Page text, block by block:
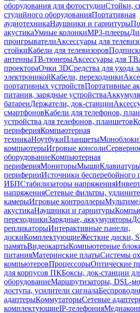
оборудования для фотостудииСтойки,
студийного оборудованияПортативная
аудиотехникаНаушники и гарнитуры
акустикаУмные колонкиMP3-плееры
проигрывателиАксессуары для
стойкиКабели для телевизоров
антенныТВ-тюнерыАксессуары для ТВ
проектораОчки 3DСредства для ухода
электроникойКабели, переходники
портативных устройствПортативные
питания, зарядные устройства
батареиДержатели, док-станции
смартфоновКабели для телефонов,
устройства для телефонов, планшетов
периферияКомпьютерная
техникаНоутбукиПланшетыМоноблоки
компьютерыИгровые консоли
оборудованиеКомпьютерная
периферияМониторыМыши
периферииИсточники бесперебойного
ИБПСтабилизаторы напряжения
напряженияСетевые фильтры,
камерыИгровые контроллеры
акустикаНаушники и гарнитуры
переходникиЗарядные, аккумуляторы
репликаторыИнтерактивные панели,
доскиКомплектующиеЖесткие диски,
памятьВидеокартыКомпьютерные
питанияМатеринские платыСистемы
компьютеровПроцессорыОптические
для корпусов ПКБоксы, док-станции
оборудованиеМаршрутизаторы, DSL-
доступа, усилители сигнала
адаптерыКоммутаторыСетевые
комплектующиеIP-телефония